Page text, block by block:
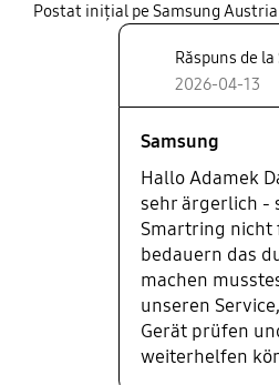
Postat inițial pe Samsung Austria
Răspuns de
2026-04-13
Samsung
Hallo Adamek
sehr ärgerlich -
Smartring nicht
bedauern das
machen
unseren
Gerät prüfen
weiterhelfen